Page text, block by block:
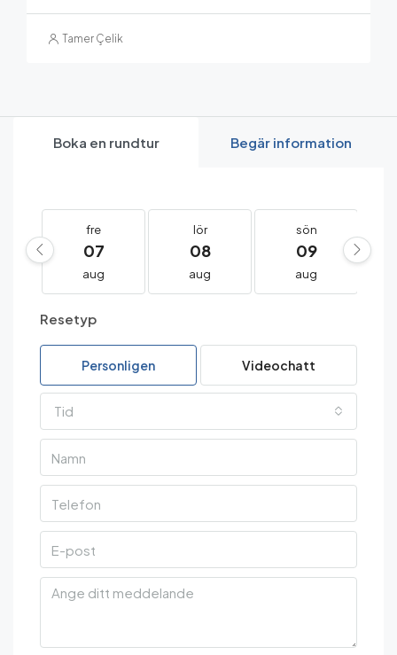
Tamer Çelik
Boka en rundtur Begär information
fre
07
aug
lör
08
aug
sön
09
aug
Resetyp
Personligen Videochatt
Tid